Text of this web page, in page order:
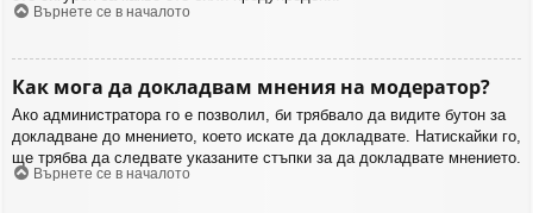
Върнете се в началото
Как мога да докладвам мнения на модератор?
Ако администратора го е позволил, би трябвало да видите бутон за
докладване до мнението, което искате да докладвате. Натискайки го,
ще трябва да следвате указаните стъпки за да докладвате мнението.
Върнете се в началото